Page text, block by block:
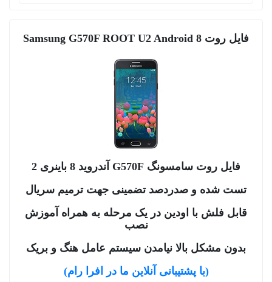
فایل روت Samsung G570F ROOT U2 Android 8
فایل روت سامسونگ G570F آندروید 8 باینری 2
تست شده و صدردصد تضمینی جهت ترمیم سریال
قابل فلش با اودین در یک مرحله به همراه آموزش
نصب
بدون مشکل بالا نیامدن سیستم عامل هنگ و بریک
(با پشتیبانی آنلاین ما در افرا رام)